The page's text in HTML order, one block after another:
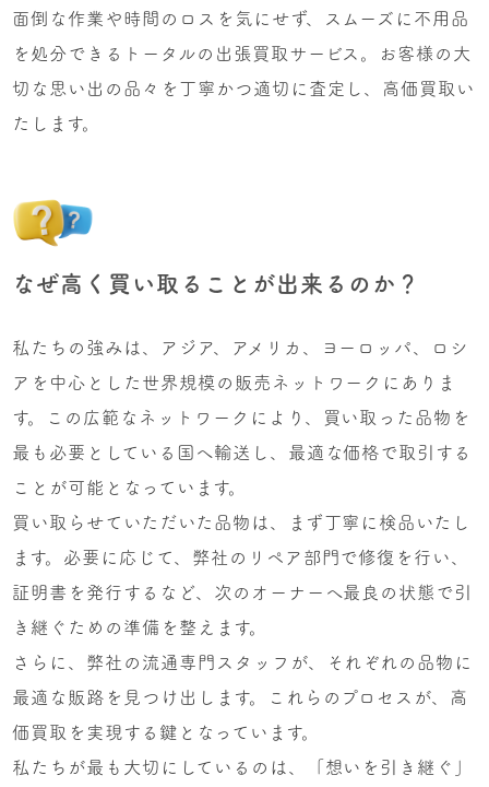
面倒な作業や時間のロスを気にせず、スムーズに不用品
を処分できるトータルの出張買取サービス。お客様の大
切な思い出の品々を丁寧かつ適切に査定し、高価買取い
たします。
なぜ高く買い取ることが出来るのか？
私たちの強みは、アジア、アメリカ、ヨーロッパ、ロシ
アを中心とした世界規模の販売ネットワークにありま
す。この広範なネットワークにより、買い取った品物を
最も必要としている国へ輸送し、最適な価格で取引する
ことが可能となっています。
買い取らせていただいた品物は、まず丁寧に検品いたし
ます。必要に応じて、弊社のリペア部門で修復を行い、
証明書を発行するなど、次のオーナーへ最良の状態で引
き継ぐための準備を整えます。
さらに、弊社の流通専門スタッフが、それぞれの品物に
最適な販路を見つけ出します。これらのプロセスが、高
価買取を実現する鍵となっています。
私たちが最も大切にしているのは、「想いを引き継ぐ」